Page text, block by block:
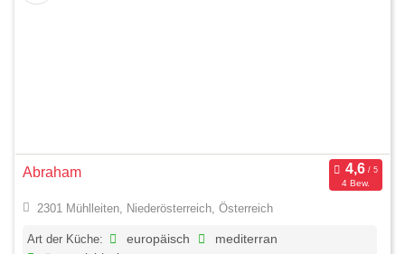
Abraham
4 Bew.
2301 Mühlleiten, Niederösterreich, Österreich
Art der Küche: europäisch
mediterran